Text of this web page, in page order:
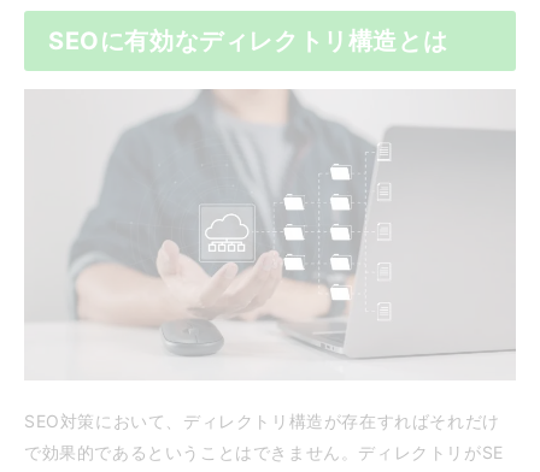
SEOに有効なディレクトリ構造とは
SEO対策において、ディレクトリ構造が存在すればそれだけ
で効果的であるということはできません。ディレクトリがSE